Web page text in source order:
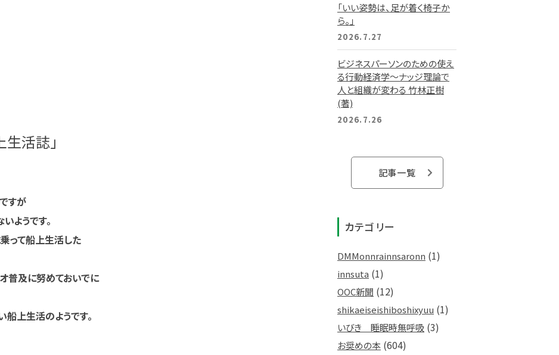
活誌」
すが
ようです。
って船上生活した
普及に努めておいでに
上生活のようです。
「いい姿勢は、足が着く椅子か
ら。」
2026.7.27
ビジネスパーソンのための使え
る行動経済学～ナッジ理論で
人と組織が変わる 竹林正樹
(著)
2026.7.26
記事一覧
カテゴリー
DMMonnrainnsaronn (1)
innsuta (1)
OOC新聞 (12)
shikaeiseishiboshixyuu (1)
いびき 睡眠時無呼吸 (3)
お奨めの本 (604)